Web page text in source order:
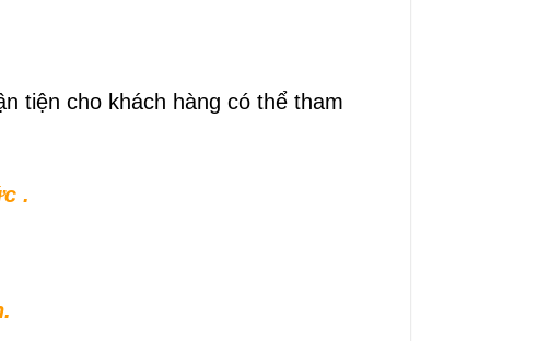
tiện cho khách hàng có thể tham
.